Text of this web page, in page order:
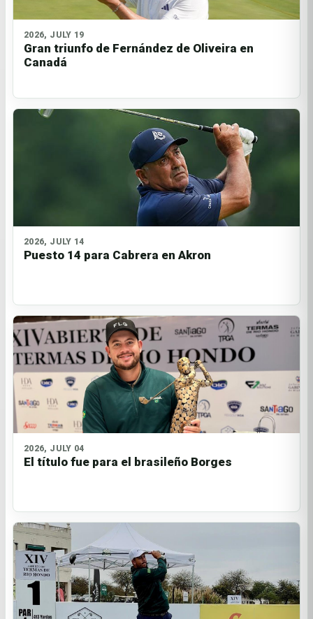
2026, JULY 19
Gran triunfo de Fernández de Oliveira en
Canadá
2026, JULY 14
Puesto 14 para Cabrera en Akron
2026, JULY 04
El título fue para el brasileño Borges